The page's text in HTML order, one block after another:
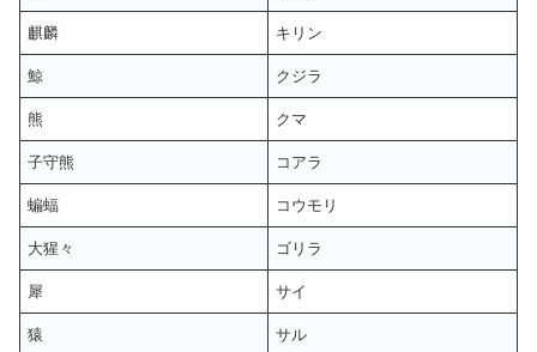
麒麟 キリン
鯨 クジラ
熊 クマ
子守熊 コアラ
蝙蝠 コウモリ
大猩々 ゴリラ
犀 サイ
猿 サル